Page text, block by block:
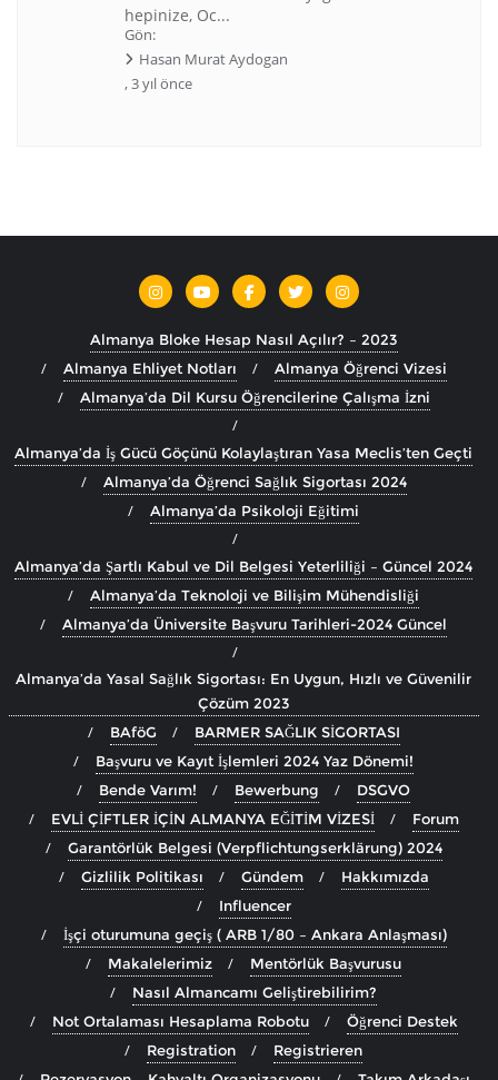
hepinize, Oc...
Gön:
Hasan Murat Aydogan
,3 yıl önce
Almanya Bloke Hesap Nasıl Açılır? – 2023
Almanya Ehliyet Notları
Almanya Öğrenci Vizesi
Almanya’da Dil Kursu Öğrencilerine Çalışma İzni
Almanya’da İş Gücü Göçünü Kolaylaştıran Yasa Meclis’ten Geçti
Almanya’da Öğrenci Sağlık Sigortası 2024
Almanya’da Psikoloji Eğitimi
Almanya’da Şartlı Kabul ve Dil Belgesi Yeterliliği – Güncel 2024
Almanya’da Teknoloji ve Bilişim Mühendisliği
Almanya’da Üniversite Başvuru Tarihleri-2024 Güncel
Almanya’da Yasal Sağlık Sigortası: En Uygun, Hızlı ve Güvenilir
Çözüm 2023
BAföG
BARMER SAĞLIK SİGORTASI
Başvuru ve Kayıt İşlemleri 2024 Yaz Dönemi!
Bende Varım!
Bewerbung
DSGVO
EVLİ ÇİFTLER İÇİN ALMANYA EĞİTİM VİZESİ
Forum
Garantörlük Belgesi (Verpflichtungserklärung) 2024
Gizlilik Politikası
Gündem
Hakkımızda
Influencer
İşçi oturumuna geçiş ( ARB 1/80 – Ankara Anlaşması)
Makalelerimiz
Mentörlük Başvurusu
Nasıl Almancamı Geliştirebilirim?
Not Ortalaması Hesaplama Robotu
Öğrenci Destek
Registration
Registrieren